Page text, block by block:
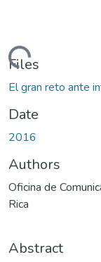
Loading...
Files
El gran reto ante
Date
2016
Authors
Oficina de
Rica
Abstract